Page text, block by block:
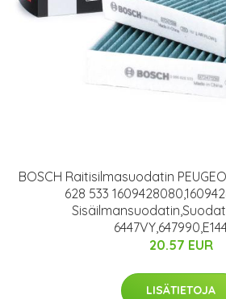
BOSCH Raitisilmasuodatin
628 533
20.57 EUR
LISÄTIETOJA